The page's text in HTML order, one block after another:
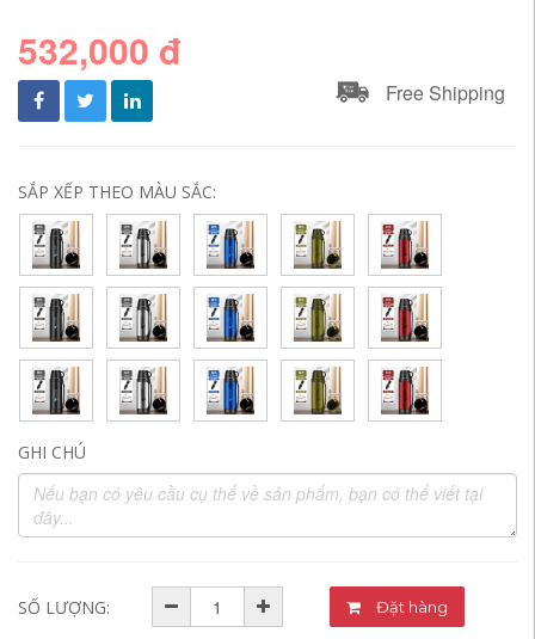
532,000 đ
Free Shipping
SẮP XẾP THEO MÀU SẮC:
GHI CHÚ
SỐ LƯỢNG: Đặt hàng